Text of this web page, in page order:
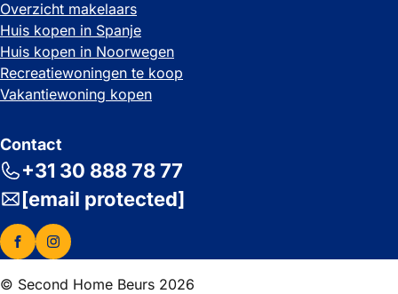
Overzicht makelaars
Huis kopen in Spanje
Huis kopen in Noorwegen
Recreatiewoningen te koop
Vakantiewoning kopen
Contact
+31 30 888 78 77
[email protected]
© Second Home Beurs 2026